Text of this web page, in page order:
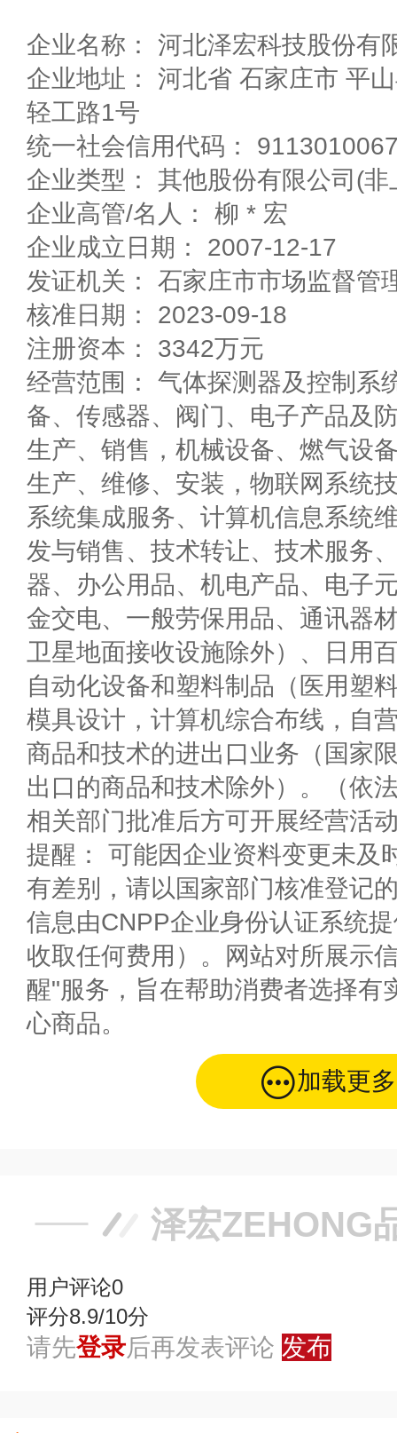
企业名称： 河北泽宏科技股份有
企业地址： 河北省 石家庄市 平山县 西柏坡经济开发区
轻工路1号
统一社会信用代码：
企业类型： 其他股份有限公司(非
企业高管/名人： 柳 * 宏
企业成立日期： 2007-12-17
发证机关： 石家庄市市场监督管
核准日期： 2023-09-18
注册资本： 3342万元
经营范围： 气体探测器及控制系
备、传感器、阀门、电子产品及
生产、销售，机械设备、燃气设
生产、维修、安装，物联网系统
系统集成服务、计算机信息系统
发与销售、技术转让、技术服务
器、办公用品、机电产品、电子
金交电、一般劳保用品、通讯器
卫星地面接收设施除外）、日用
自动化设备和塑料制品（医用塑
模具设计，计算机综合布线，自
商品和技术的进出口业务（国家
出口的商品和技术除外）。（依
相关部门批准后方可开展经营活
提醒： 可能因企业资料变更未及
有差别，请以国家部门核准登记
信息由CNPP企业身份认证系统
收取任何费用）。网站对所展示
醒"服务，旨在帮助消费者选择有
心商品。
加载更多
泽宏ZEHONG
用户评论0
评分8.9/10分
请先登录后再发表评论 发布